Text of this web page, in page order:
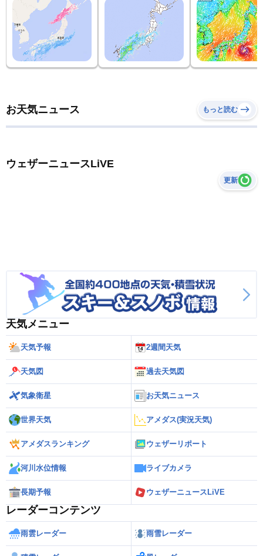
お天気ニュース もっと読む
ウェザーニュースLiVE
更新
天気メニュー
天気予報 2週間天気
天気図 過去天気図
気象衛星 お天気ニュース
世界天気 アメダス(実況天気)
アメダスランキング ウェザーリポート
河川水位情報 ライブカメラ
長期予報 ウェザーニュースLiVE
レーダーコンテンツ
雨雲レーダー 雨雪レーダー